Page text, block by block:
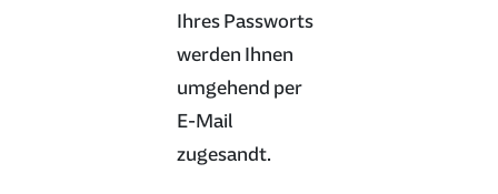
Ihres Passworts
werden Ihnen
umgehend per
E-Mail
zugesandt.